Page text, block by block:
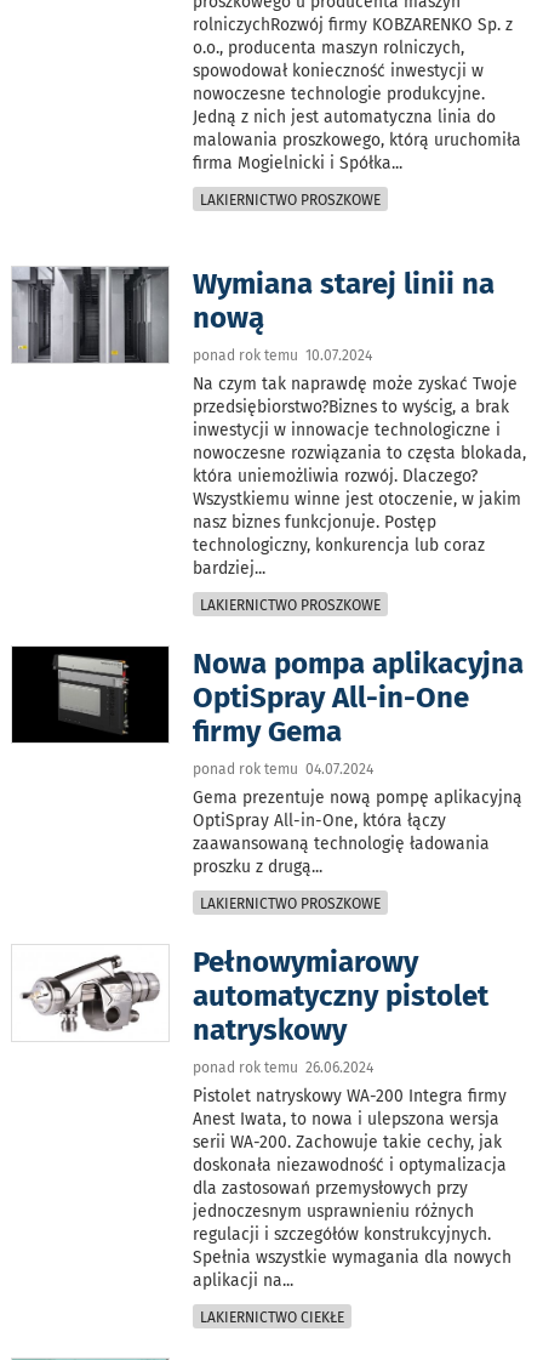
rolniczychRozwój firmy KOBZARENKO Sp. z
o.o., producenta maszyn rolniczych,
spowodował konieczność inwestycji w
nowoczesne technologie produkcyjne.
Jedną z nich jest automatyczna linia do
malowania proszkowego, którą uruchomiła
firma Mogielnicki i Spółka...
LAKIERNICTWO PROSZKOWE
Wymiana starej linii na
nową
ponad rok temu 10.07.2024
Na czym tak naprawdę może zyskać Twoje
przedsiębiorstwo?Biznes to wyścig, a brak
inwestycji w innowacje technologiczne i
nowoczesne rozwiązania to częsta blokada,
która uniemożliwia rozwój. Dlaczego?
Wszystkiemu winne jest otoczenie, w jakim
nasz biznes funkcjonuje. Postęp
technologiczny, konkurencja lub coraz
bardziej...
LAKIERNICTWO PROSZKOWE
Nowa pompa aplikacyjna
OptiSpray All-in-One
firmy Gema
ponad rok temu 04.07.2024
Gema prezentuje nową pompę aplikacyjną
OptiSpray All-in-One, która łączy
zaawansowaną technologię ładowania
proszku z drugą...
LAKIERNICTWO PROSZKOWE
Pełnowymiarowy
automatyczny pistolet
natryskowy
ponad rok temu 26.06.2024
Pistolet natryskowy WA-200 Integra firmy
Anest Iwata, to nowa i ulepszona wersja
serii WA-200. Zachowuje takie cechy, jak
doskonała niezawodność i optymalizacja
dla zastosowań przemysłowych przy
jednoczesnym usprawnieniu różnych
regulacji i szczegółów konstrukcyjnych.
Spełnia wszystkie wymagania dla nowych
aplikacji na...
LAKIERNICTWO CIEKŁE